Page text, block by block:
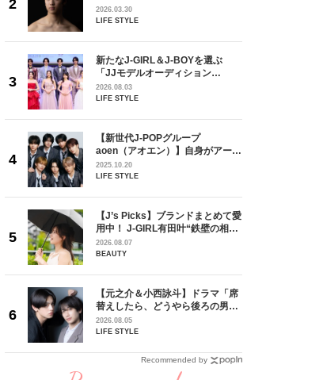
指すダンサーは踊ることが好きす
ぎる【王子様の推しドコロ】
2026.03.30
LIFE STYLE
新たなJ-GIRL＆J-BOYを選ぶ
「JJモデルオーディション
2027」が募集開始！ 予選ブロッ
クは候補生の“魅力”を重視した
2026.08.03
LIFE STYLE
【新世代J-POPグループ
aoen（アオエン）】自身がアーテ
ィストを目指すきかっけとなった
先輩とは―― 新曲「青春インクレ
2025.10.20
LIFE STYLE
【J’s Picks】ブランドまとめて愛
用中！ J-GIRL有田叶“鉄壁の相
棒”〈ビューティ＆ファッション
夏の必需品〉
2026.08.07
BEAUTY
【元之介＆小西詠斗】ドラマ「席
替えしたら、どうやら後ろの男が
どうやら俺のこと好きらしい」放
送記念インタビュー♡ 「自然と詠
2026.08.05
LIFE STYLE
Recommended by